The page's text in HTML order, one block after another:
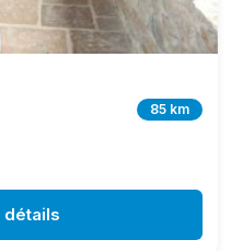
85 km
détails